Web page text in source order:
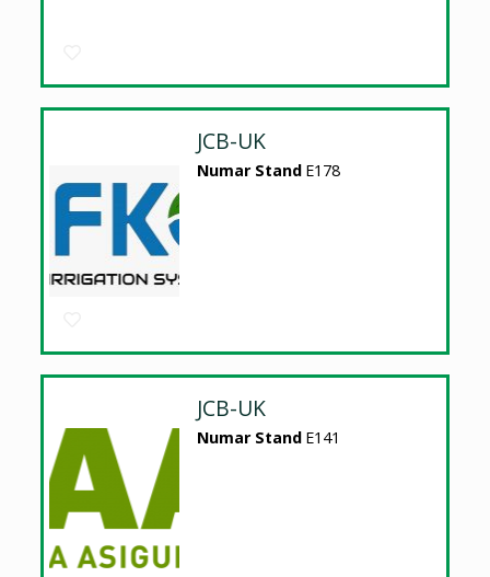
JCB-UK
Numar Stand E178
JCB-UK
Numar Stand E141